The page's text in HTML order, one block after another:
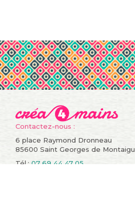
Contactez-nous :
6 place Raymond Dronneau
85600 Saint Georges de Montaigu
Tél.: 07 69 44 47 05